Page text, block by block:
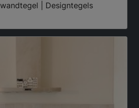
| Designtegels